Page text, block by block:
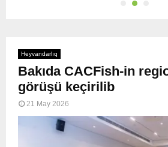
Heyvandarlıq
Bakıda CACFish-in
görüşü keçirilib
21 May 2026